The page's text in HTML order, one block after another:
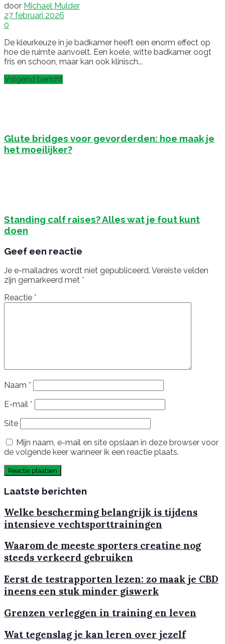
door Michael Mulder
27 februari 2026
0
De kleurkeuze in je badkamer heeft een enorm effect op
hoe de ruimte aanvoelt. Een koele, witte badkamer oogt
fris en schoon, maar kan ook klinisch...
Volgend bericht
Glute bridges voor gevorderden: hoe maak je
het moeilijker?
Standing calf raises? Alles wat je fout kunt
doen
Geef een reactie
Je e-mailadres wordt niet gepubliceerd. Vereiste velden
zijn gemarkeerd met *
Reactie *
Naam *
E-mail *
Site
Mijn naam, e-mail en site opslaan in deze browser voor
de volgende keer wanneer ik een reactie plaats.
Laatste berichten
Welke bescherming belangrijk is tijdens
intensieve vechtsporttrainingen
Waarom de meeste sporters creatine nog
steeds verkeerd gebruiken
Eerst de testrapporten lezen: zo maak je CBD
ineens een stuk minder giswerk
Grenzen verleggen in training en leven
Wat tegenslag je kan leren over jezelf